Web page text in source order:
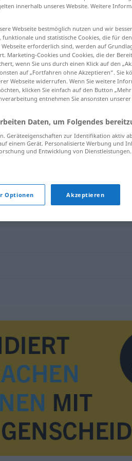
innerhalb unseres Website. Weitere
Webseite bestmöglich nutzen und wir
und statistische Cookies, die für
erforderlich sind, werden auf
Marketing-Cookies und Cookies, die der
wenn Sie uns durch einen Klick auf den
auf „Fortfahren ohne Akzeptieren“. Sie
Webseite widerrufen. Wenn Sie weitere
klicken Sie einfach auf den Button
entnehmen Sie ansonsten unserer
Daten, um Folgendes
Geräteeigenschaften zur Identifikation aktiv
einem Gerät. Personalisierte Werbung und
und Entwicklung von Dienstleistungen.
Optionen Akzeptieren